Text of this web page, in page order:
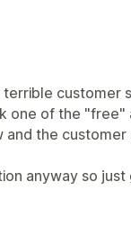
customer
one of the "free"
and the customer
anyway so just